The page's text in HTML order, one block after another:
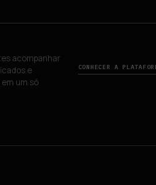
acompanhar
e
um só
CONHECER A